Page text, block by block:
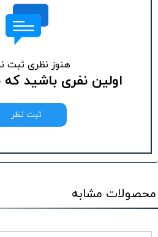
هنوز نظری ثبت
اولین نفری باشید
ثبت نظر
محصولات مشابه